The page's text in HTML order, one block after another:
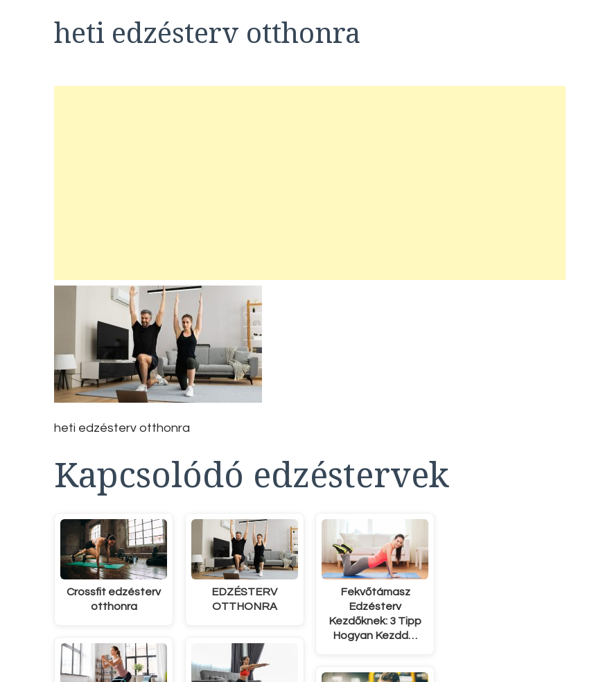
heti edzésterv otthonra
heti edzésterv otthonra
Kapcsolódó edzéstervek
Crossfit edzésterv
otthonra
EDZÉSTERV
OTTHONRA
Fekvőtámasz
Edzésterv
Kezdőknek: 3 Tipp
Hogyan Kezdd…